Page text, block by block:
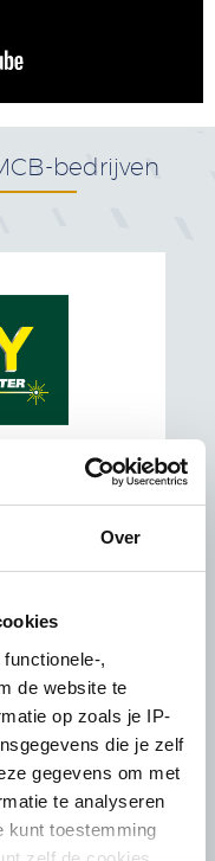
Over
,
de website te
op zoals je IP-
die je zelf
gegevens om met
te analyseren
kunt toestemming
bedrijven
meer specifiek
markt met
dan 10.000